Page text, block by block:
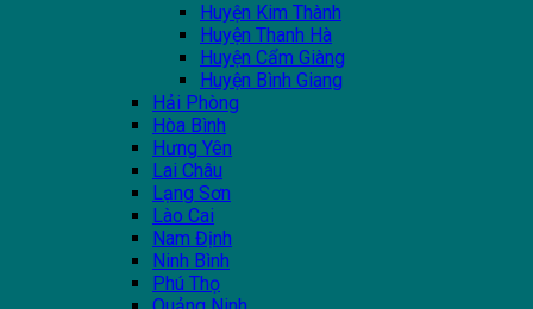
Huyện Kim Thành
Huyện Thanh Hà
Huyện Cẩm Giàng
Huyện Bình Giang
Hải Phòng
Hòa Bình
Hưng Yên
Lai Châu
Lạng Sơn
Lào Cai
Nam Định
Ninh Bình
Phú Thọ